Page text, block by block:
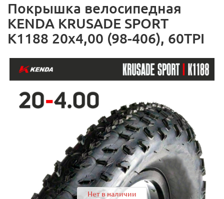
Покрышка велосипедная
KENDA KRUSADE SPORT
K1188 20x4,00 (98-406), 60TPI
Нет в наличии